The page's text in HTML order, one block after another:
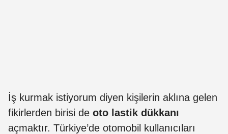
İş kurmak istiyorum diyen kişilerin aklına gelen
fikirlerden birisi de oto lastik dükkanı
açmaktır. Türkiye’de otomobil kullanıcıları